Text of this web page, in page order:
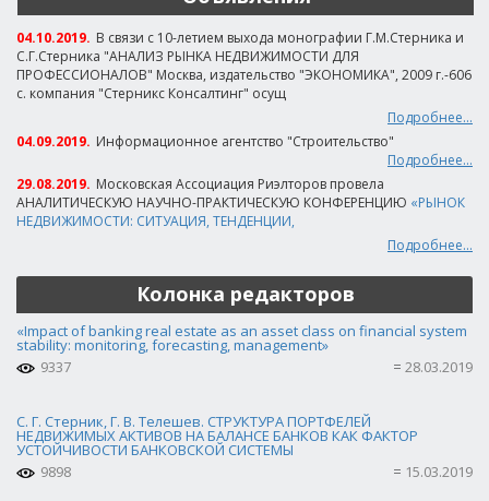
04.10.2019. В связи с 10-летием выхода монографии Г.М.Стерника и
С.Г.Стерника "АНАЛИЗ РЫНКА НЕДВИЖИМОСТИ ДЛЯ
ПРОФЕССИОНАЛОВ" Москва, издательство "ЭКОНОМИКА", 2009 г.-606
с. компания "Стерникс Консалтинг" осущ
Подробнее...
04.09.2019. Информационное агентство "Строительство"
Подробнее...
29.08.2019. Московская Ассоциация Риэлторов провела
АНАЛИТИЧЕСКУЮ НАУЧНО-ПРАКТИЧЕСКУЮ КОНФЕРЕНЦИЮ «РЫНОК
НЕДВИЖИМОСТИ: СИТУАЦИЯ, ТЕНДЕНЦИИ,
Подробнее...
Колонка редакторов
«Impact of banking real estate as an asset class on financial system
stability: monitoring, forecasting, management»
9337
28.03.2019
С. Г. Стерник, Г. В. Телешев. СТРУКТУРА ПОРТФЕЛЕЙ
НЕДВИЖИМЫХ АКТИВОВ НА БАЛАНСЕ БАНКОВ КАК ФАКТОР
УСТОЙЧИВОСТИ БАНКОВСКОЙ СИСТЕМЫ
9898
15.03.2019